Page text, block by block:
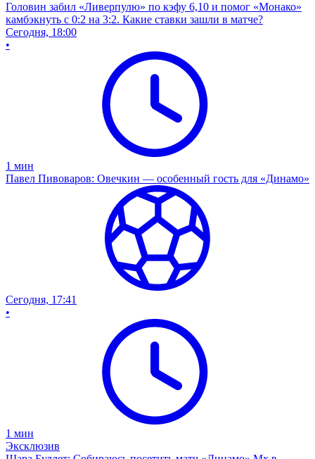
Головин забил «Ливерпулю» по кэфу 6,10 и помог «Монако»
камбэкнуть с 0:2 на 3:2. Какие ставки зашли в матче?
Сегодня, 18:00
•
1 мин
Павел Пивоваров: Овечкин — особенный гость для «Динамо»
Сегодня, 17:41
•
1 мин
Эксклюзив